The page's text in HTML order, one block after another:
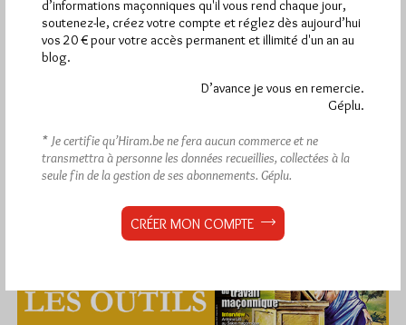
d’informations maçonniques qu'il vous rend chaque jour,
soutenez-le, créez votre compte et réglez dès aujourd’hui
vos 20 € pour votre accès permanent et illimité d'un an au
blog.
D’avance je vous en remercie.
Géplu.
* Je certifie qu’Hiram.be ne fera aucun commerce et ne
transmettra à personne les données recueillies, collectées à la
seule fin de la gestion de ses abonnements. Géplu.
CRÉER MON COMPTE